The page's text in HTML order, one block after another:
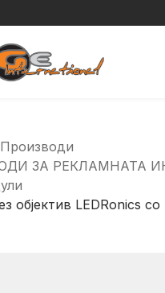
Производи
ЗА РЕКЛАМНАТА
објектив LEDRonics